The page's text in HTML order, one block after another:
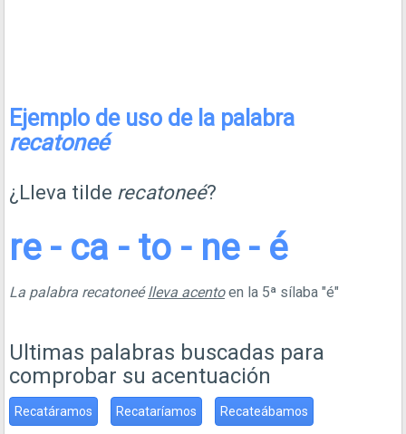
Ejemplo de uso de la palabra
recatoneé
¿Lleva tilde recatoneé?
re - ca - to - ne - é
La palabra recatoneélleva acentoen la 5ª sílaba "é"
Ultimas palabras buscadas para
comprobar su acentuación
Recatáramos Recataríamos Recateábamos